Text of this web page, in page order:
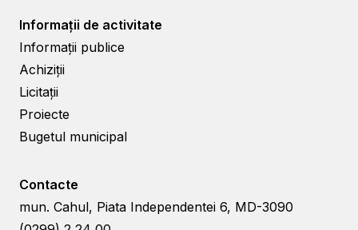
Informații de activitate
Informații publice
Achiziții
Licitații
Proiecte
Bugetul municipal
Contacte
mun. Cahul, Piata Independentei 6, MD-3090